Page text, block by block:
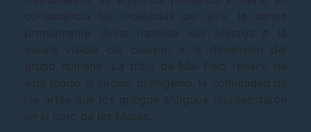
consonancia las moléculas del aire, la danza
propiamente dicha traslada sus efectos a la
escala visible del cuerpo, a la dimensión del
grupo humano. La tribu de Mal Pelo rehace de
este modo el círculo primigenio, la comunidad de
las artes que los griegos antiguos representaron
en el coro de las Musas.